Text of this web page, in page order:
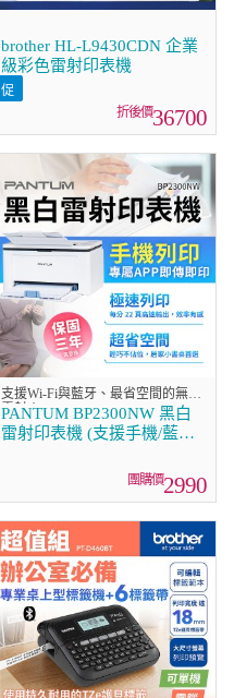
brother HL-L9430CDN 企業
級彩色雷射印表機
36700
支援Wi-Fi與藍牙、最省空間的無線
雷射！
PANTUM BP2300NW 黑白
雷射印表機 (支援手機/藍牙
2990